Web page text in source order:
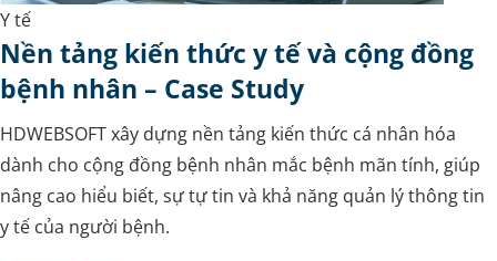
Y tế
Nền tảng kiến thức y tế và cộng đồng
bệnh nhân – Case Study
HDWEBSOFT xây dựng nền tảng kiến thức cá nhân hóa
dành cho cộng đồng bệnh nhân mắc bệnh mãn tính, giúp
nâng cao hiểu biết, sự tự tin và khả năng quản lý thông tin
y tế của người bệnh.